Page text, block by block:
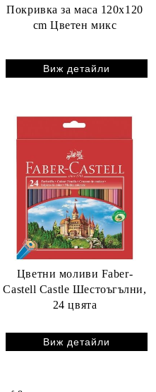
Покривка за маса 120x120
cm Цветен микс
Виж детайли
Цветни моливи Faber-
Castell Castle Шестоъгълни,
24 цвята
Виж детайли